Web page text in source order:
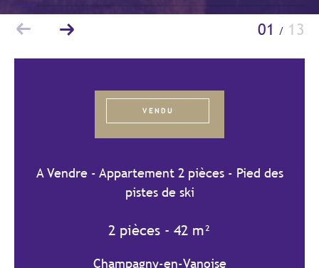
01 / 13
VENDU
A Vendre - Appartement 2 pièces - Pied des
pistes de ski
2 pièces - 42 m²
Champagny-en-Vanoise
Surface
Pièces
PARKING/GARAGE
FILTRER PAR